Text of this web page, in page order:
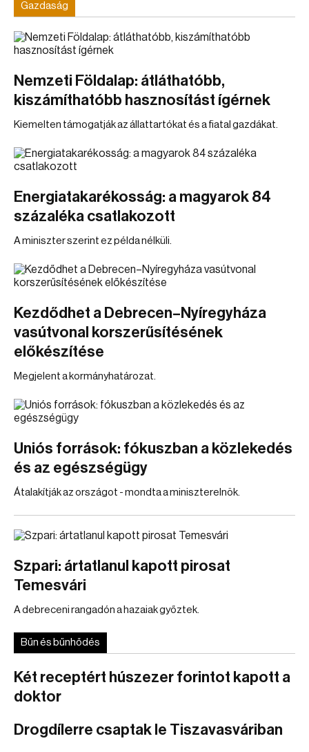
Gazdaság
Nemzeti Földalap: átláthatóbb,
kiszámíthatóbb hasznosítást ígérnek
Kiemelten támogatják az állattartókat és a fiatal gazdákat.
Energiatakarékosság: a magyarok 84
százaléka csatlakozott
A miniszter szerint ez példa nélküli.
Kezdődhet a Debrecen–Nyíregyháza
vasútvonal korszerűsítésének
előkészítése
Megjelent a kormányhatározat.
Uniós források: fókuszban a közlekedés
és az egészségügy
Átalakítják az országot - mondta a miniszterelnök.
Szpari: ártatlanul kapott pirosat
Temesvári
A debreceni rangadón a hazaiak győztek.
Bűn és bűnhődés
Két receptért húszezer forintot kapott a
doktor
Drogdílerre csaptak le Tiszavasváriban